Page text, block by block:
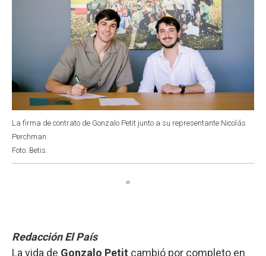
La firma de contrato de Gonzalo Petit junto a su representante Nicolás
Perchman.
Foto: Betis.
Redacción El País
La vida de Gonzalo Petit cambió por completo en